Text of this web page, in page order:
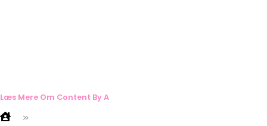
Læs Mere Om Content By A
»